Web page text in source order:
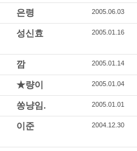
은령 2005.06.03
성신효 2005.01.16
깜 2005.01.14
★량이 2005.01.04
쏭냥임. 2005.01.01
이준 2004.12.30